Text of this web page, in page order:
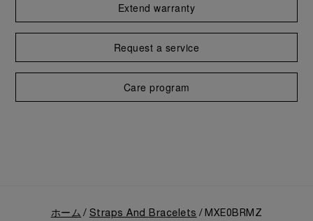
Extend warranty
Request a service
Care program
ホーム Straps And Bracelets MXE0BRMZ